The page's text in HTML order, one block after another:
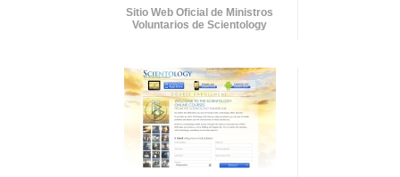
Sitio Web Oficial de Ministros
Voluntarios de Scientology